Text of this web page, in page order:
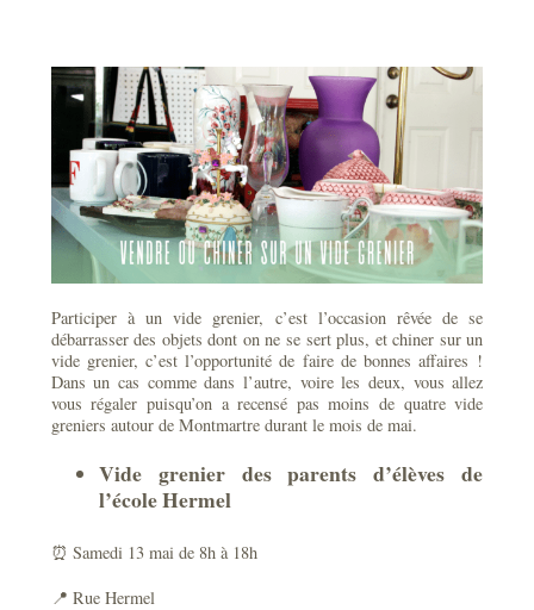
Participer à un vide grenier, c’est l’occasion rêvée de se
débarrasser des objets dont on ne se sert plus, et chiner sur un
vide grenier, c’est l’opportunité de faire de bonnes affaires !
Dans un cas comme dans l’autre, voire les deux, vous allez
vous régaler puisqu’on a recensé pas moins de quatre vide
greniers autour de Montmartre durant le mois de mai.
Vide grenier des parents d’élèves de
l’école Hermel
⏰ Samedi 13 mai de 8h à 18h
📍 Rue Hermel